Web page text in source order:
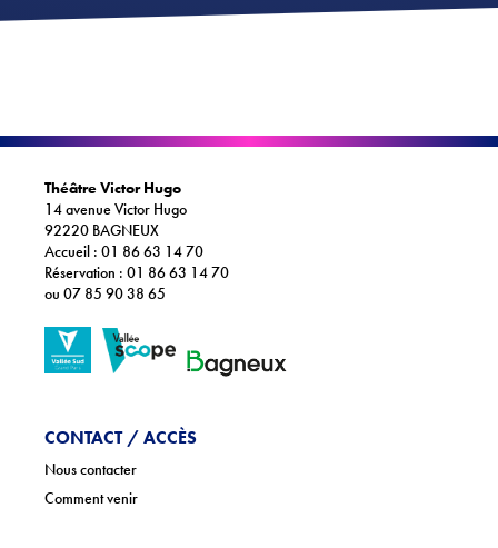
Théâtre Victor Hugo
14 avenue Victor Hugo
92220 BAGNEUX
Accueil : 01 86 63 14 70
Réservation : 01 86 63 14 70
ou 07 85 90 38 65
CONTACT / ACCÈS
Nous contacter
Comment venir